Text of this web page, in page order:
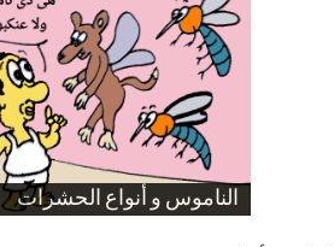
الناموس و أنواع الحشرات
الموظفين بعد ارتفاع الأسعار
ارتفاع نسبة الطلاق في مصر
صورة كاركاتيرية
صورة كاركاتيرية